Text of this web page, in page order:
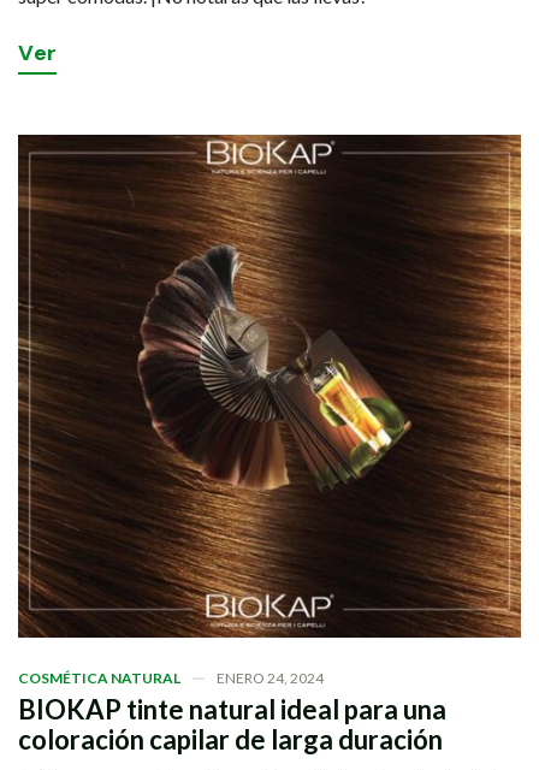
Ver
COSMÉTICA NATURAL ENERO 24, 2024
BIOKAP tinte natural ideal para una
coloración capilar de larga duración